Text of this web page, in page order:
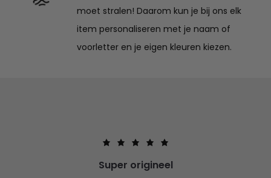
moet stralen! Daarom kun je bij ons elk
item personaliseren met je naam of
voorletter en je eigen kleuren kiezen.
Super origineel